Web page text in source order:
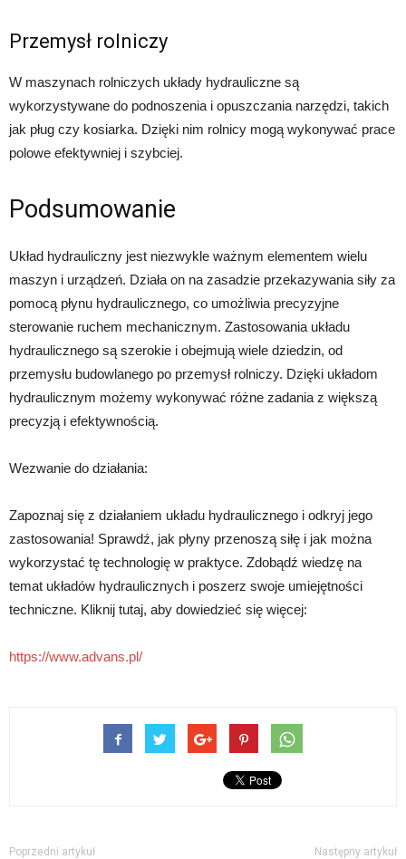
Przemysł rolniczy
W maszynach rolniczych układy hydrauliczne są
wykorzystywane do podnoszenia i opuszczania narzędzi, takich
jak pług czy kosiarka. Dzięki nim rolnicy mogą wykonywać prace
polowe efektywniej i szybciej.
Podsumowanie
Układ hydrauliczny jest niezwykle ważnym elementem wielu
maszyn i urządzeń. Działa on na zasadzie przekazywania siły za
pomocą płynu hydraulicznego, co umożliwia precyzyjne
sterowanie ruchem mechanicznym. Zastosowania układu
hydraulicznego są szerokie i obejmują wiele dziedzin, od
przemysłu budowlanego po przemysł rolniczy. Dzięki układom
hydraulicznym możemy wykonywać różne zadania z większą
precyzją i efektywnością.
Wezwanie do działania:
Zapoznaj się z działaniem układu hydraulicznego i odkryj jego
zastosowania! Sprawdź, jak płyny przenoszą siłę i jak można
wykorzystać tę technologię w praktyce. Zdobądź wiedzę na
temat układów hydraulicznych i poszerz swoje umiejętności
techniczne. Kliknij tutaj, aby dowiedzieć się więcej:
https://www.advans.pl/
Poprzedni artykuł Następny artykuł